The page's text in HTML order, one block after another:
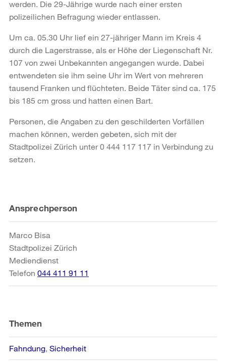
werden. Die 29-Jährige wurde nach einer ersten
polizeilichen Befragung wieder entlassen.
Um ca. 05.30 Uhr lief ein 27-jähriger Mann im Kreis 4
durch die Lagerstrasse, als er Höhe der Liegenschaft Nr.
107 von zwei Unbekannten angegangen wurde. Dabei
entwendeten sie ihm seine Uhr im Wert von mehreren
tausend Franken und flüchteten. Beide Täter sind ca. 175
bis 185 cm gross und hatten einen Bart.
Personen, die Angaben zu den geschilderten Vorfällen
machen können, werden gebeten, sich mit der
Stadtpolizei Zürich unter 0 444 117 117 in Verbindung zu
setzen.
Weitere
Informationen
Ansprechperson
Marco Bisa
Stadtpolizei Zürich
Mediendienst
Telefon 044 411 91 11
Themen
Fahndung Sicherheit